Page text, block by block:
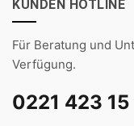
KUNDEN HOTLINE
Für Beratung und
Verfügung.
0221 423 15